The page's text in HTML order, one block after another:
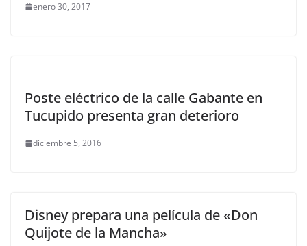
enero 30, 2017
Poste eléctrico de la calle Gabante en
Tucupido presenta gran deterioro
diciembre 5, 2016
Disney prepara una película de «Don
Quijote de la Mancha»